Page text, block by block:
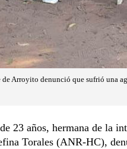
Arroyito denunció que sufrió una
23 años, hermana de la
Torales (ANR-HC),